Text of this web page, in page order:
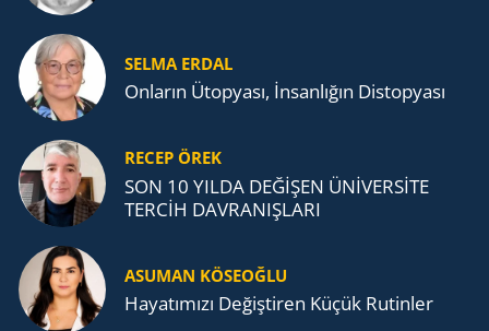
SELMA ERDAL
Onların Ütopyası, İnsanlığın Distopyası
RECEP ÖREK
SON 10 YILDA DEĞİŞEN ÜNİVERSİTE
TERCİH DAVRANIŞLARI
ASUMAN KÖSEOĞLU
Ha­ya­tı­mı­zı De­ğiş­ti­ren Küçük Ru­tin­ler